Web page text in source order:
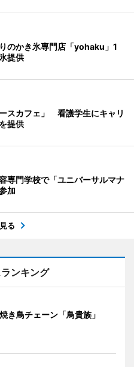
のかき氷専門店「yohaku」1
提供
スカフェ」 看護学生にキャリ
提供
専門学校で「ユニバーサルマナ
加
る
ンキング
き鳥チェーン「鳥貴族」